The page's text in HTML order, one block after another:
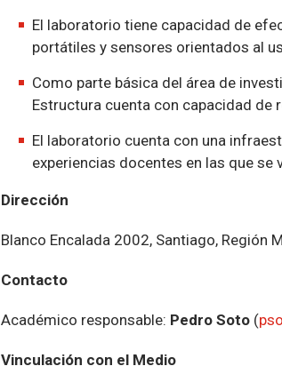
El laboratorio tiene capacidad de
portátiles y sensores orientados al
Como parte básica del área de
Estructura cuenta con capacidad
El laboratorio cuenta con una
experiencias docentes en las que
Dirección
Blanco Encalada 2002, Santiago, Región
Contacto
Académico responsable: Pedro Soto(
Vinculación con el Medio